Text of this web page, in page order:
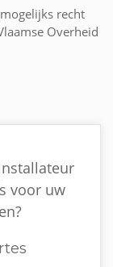
recht
Overheid
voor uw